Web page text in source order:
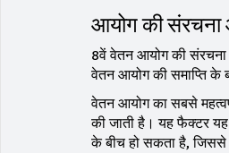
आयोग की संरचना
8वें वेतन आयोग की संरचना
वेतन आयोग की समाप्ति के
वेतन आयोग का सबसे
की जाती है। यह फैक्टर
के बीच हो सकता है, जिससे